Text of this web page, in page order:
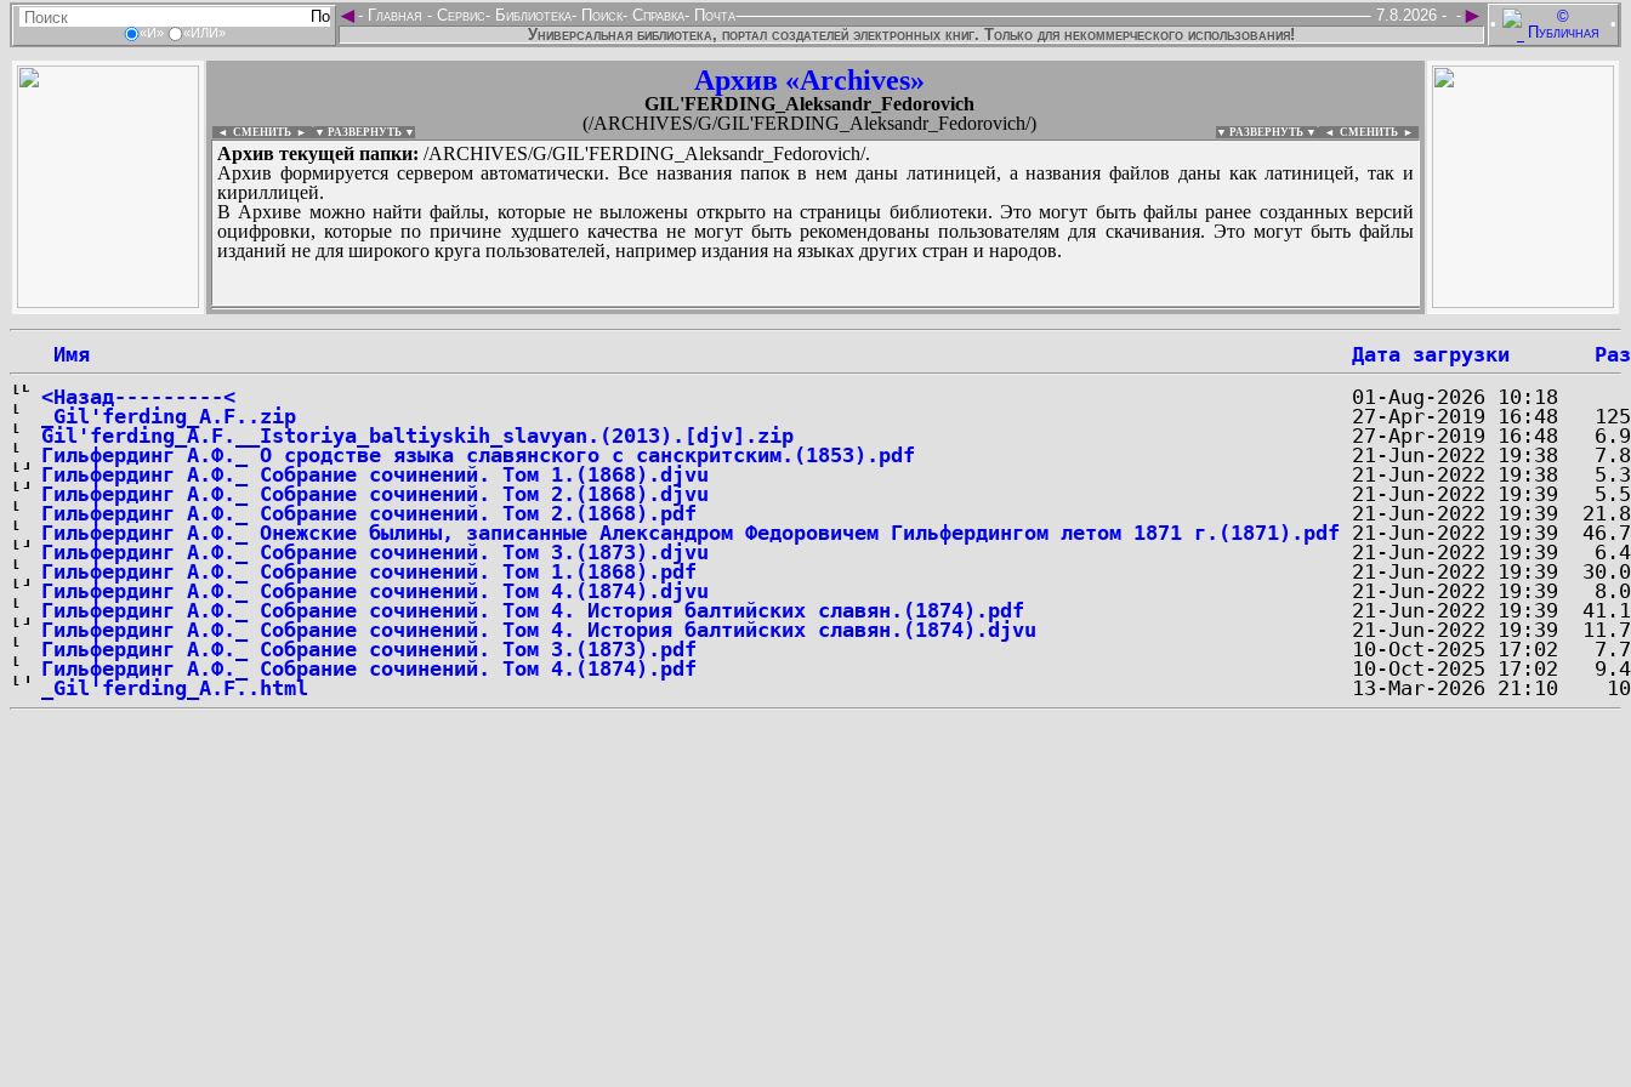
«И» «ИЛИ»
• •
◄ ►
- Главная - Сервис- Библиотека- Поиск- Справка- Почта -
7.8.2026 -
Универсальная библиотека, портал создателей электронных книг. Только для некоммерческого использования!
Архив «Archives»
GIL'FERDING_Aleksandr_Fedorovich
(/ARCHIVES/G/GIL'FERDING_Aleksandr_Fedorovich/)
◄ СМЕНИТЬ ► ▼ РАЗВЕРНУТЬ ▼ ▼ РАЗВЕРНУТЬ ▼ ◄ СМЕНИТЬ ►
Архив текущей папки: /ARCHIVES/G/GIL'FERDING_Aleksandr_Fedorovich/.
Архив формируется сервером автоматически. Все названия папок в нем даны латиницей, а названия файлов даны как латиницей, так и
кириллицей.
В Архиве можно найти файлы, которые не выложены открыто на страницы библиотеки. Это могут быть файлы ранее созданных версий
оцифровки, которые по причине худшего качества не могут быть рекомендованы пользователям для скачивания. Это могут быть файлы
изданий не для широкого круга пользователей, например издания на языках других стран и народов.
:
...
Имя Дата загрузки
<Назад---------<
_Gil'ferding_A.F..zip
Gil'ferding_A.F.__Istoriya_baltiyskih_slavyan.(2013).[djv].zip
Гильфердинг А.Ф._ О сродстве языка славянского с санскритским.(1853).pdf
Гильфердинг А.Ф._ Собрание сочинений. Том 1.(1868).djvu
Гильфердинг А.Ф._ Собрание сочинений. Том 2.(1868).djvu
Гильфердинг А.Ф._ Собрание сочинений. Том 2.(1868).pdf
Гильфердинг А.Ф._ Онежские былины, записанные Александром Федоровичем Гильфердингом летом 1871 г.(1871).pdf
Гильфердинг А.Ф._ Собрание сочинений. Том 3.(1873).djvu
Гильфердинг А.Ф._ Собрание сочинений. Том 1.(1868).pdf
Гильфердинг А.Ф._ Собрание сочинений. Том 4.(1874).djvu
Гильфердинг А.Ф._ Собрание сочинений. Том 4. История балтийских славян.(1874).pdf
Гильфердинг А.Ф._ Собрание сочинений. Том 4. История балтийских славян.(1874).djvu
Гильфердинг А.Ф._ Собрание сочинений. Том 3.(1873).pdf
Гильфердинг А.Ф._ Собрание сочинений. Том 4.(1874).pdf
_Gil'ferding_A.F..html